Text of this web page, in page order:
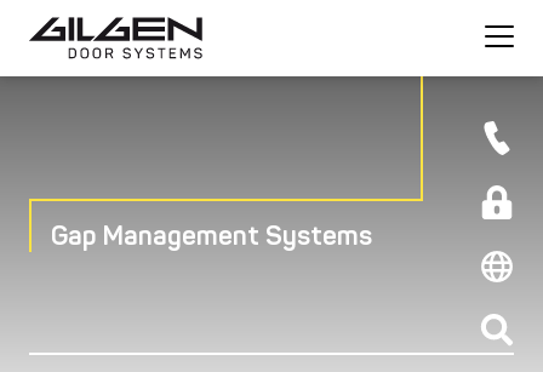
Gap Management Systems